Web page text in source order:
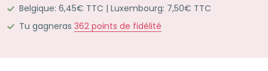
Périne
Belgique: 6,45€ TTC | Luxembourg: 7,50€ TTC
Tu gagneras 362 points de fidélité